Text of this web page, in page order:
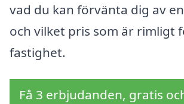
vad du kan förvänta dig av
och vilket pris som är rimligt
fastighet.
Få 3 erbjudanden, gratis